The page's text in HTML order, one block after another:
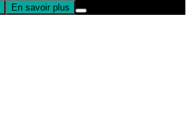
En savoir plus